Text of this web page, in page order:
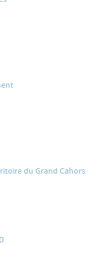
du Grand Cahors